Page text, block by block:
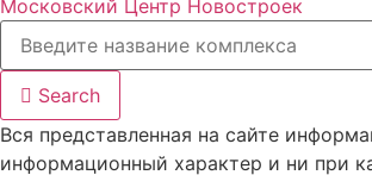
Московский Центр Новостроек
Search
Вся представленная на сайте
информационный характер и ни при